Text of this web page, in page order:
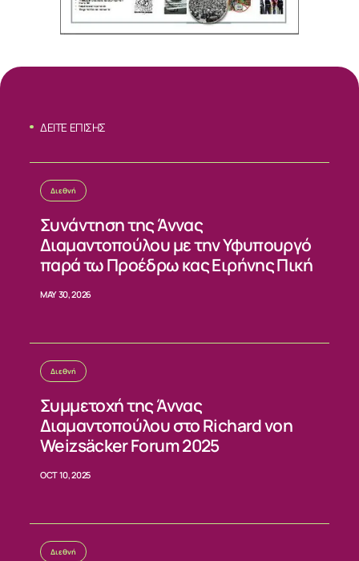
ΣΧΕΤΙΚΑ
ΝΕΑ
ΕΠΙΚΟΙΝΩΝΙΑ
ΔΕΙΤΕ ΕΠΙΣΗΣ
Διεθνή
Συνάντηση της Άννας
Διαμαντοπούλου με την Υφυπουργό
παρά τω Προέδρω κας Ειρήνης Πική
MAY 30, 2026
Διεθνή
Συμμετοχή της Άννας
Διαμαντοπούλου στο Richard von
Weizsäcker Forum 2025
OCT 10, 2025
Διεθνή